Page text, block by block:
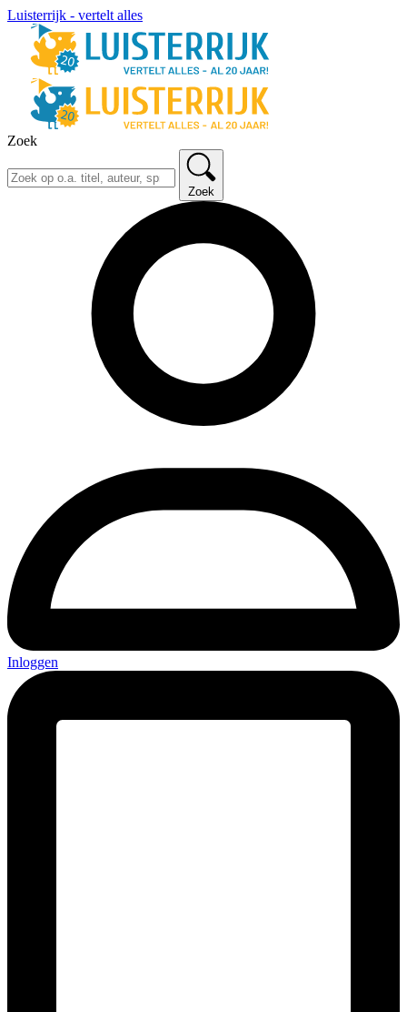
Luisterrijk - vertelt alles
Zoek
Zoek
Inloggen